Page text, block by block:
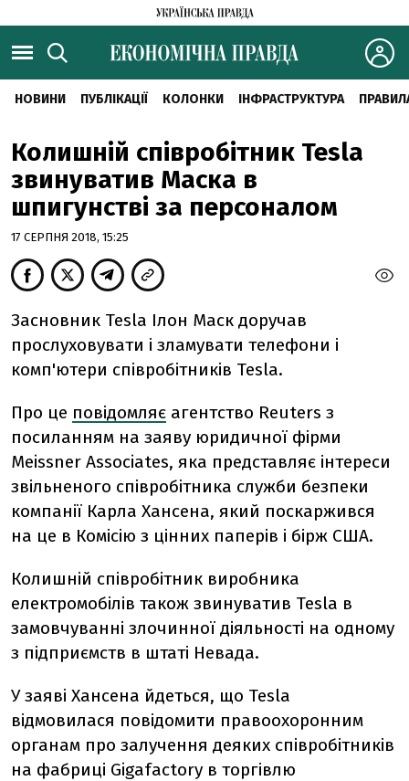
НОВИНИ ПУБЛІКАЦІЇ КОЛОНКИ ІНФРАСТРУКТУРА
Колишній співробітник Tesla
звинуватив Маска в
шпигунстві за персоналом
17 СЕРПНЯ 2018, 15:25
Засновник Tesla Ілон Маск доручав
прослуховувати і зламувати телефони і
комп'ютери співробітників Tesla.
Про це повідомляє агентство Reuters з
посиланням на заяву юридичної фірми
Meissner Associates, яка представляє інтереси
звільненого співробітника служби безпеки
компанії Карла Хансена, який поскаржився
на це в Комісію з цінних паперів і бірж США.
Колишній співробітник виробника
електромобілів також звинуватив Tesla в
замовчуванні злочинної діяльності на одному
з підприємств в штаті Невада.
У заяві Хансена йдеться, що Tesla
відмовилася повідомити правоохоронним
органам про залучення деяких співробітників
на фабриці Gigafactory в торгівлю